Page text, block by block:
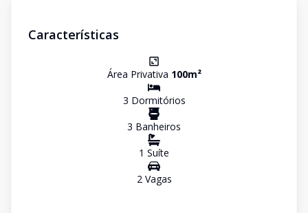
Características
Área Privativa 100m²
3 Dormitórios
3 Banheiros
1 Suíte
2Vagas